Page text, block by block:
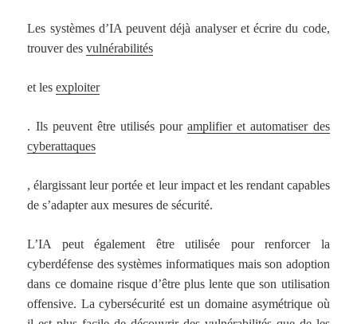
Les systèmes d’IA peuvent déjà analyser et écrire du code,
trouver desvulnérabilités
et lesexploiter
. Ils peuvent être utilisés pouramplifier et automatiser des
cyberattaques
, élargissant leur portée et leur impact et les rendant capables
de s’adapter aux mesures de sécurité.
L’IA peut également être utilisée pour renforcer la
cyberdéfense des systèmes informatiques mais son adoption
dans ce domaine risque d’être plus lente que son utilisation
offensive. La cybersécurité est un domaine asymétrique où